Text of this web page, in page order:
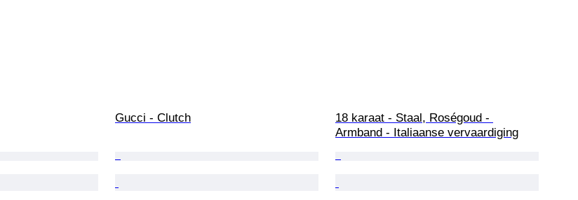
Gucci - Clutch
18 karaat - Staal, Roségoud -
Armband - Italiaanse vervaardiging